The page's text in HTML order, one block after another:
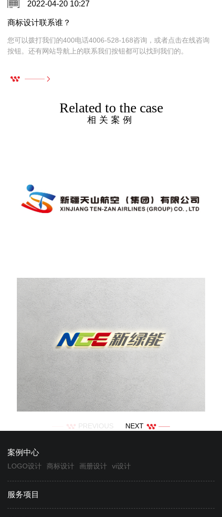
2022-04-20 10:27
商标设计联系谁？
您可以拨打我们的400电话4006-528-168咨询，或者点击在线咨询
按钮。还有网站导航上的联系我们按钮都可以找到我们的。
Related to the case
相关案例
PREVIOUS NEXT
案例中心
LOGO设计 商标设计 画册设计 vi设计
服务项目